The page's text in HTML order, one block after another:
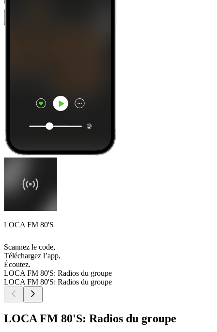
LOCA FM 80'S
Scannez le code,
Téléchargez l’app,
Écoutez.
LOCA FM 80'S: Radios du groupe
LOCA FM 80'S: Radios du groupe
LOCA FM 80'S: Radios du groupe